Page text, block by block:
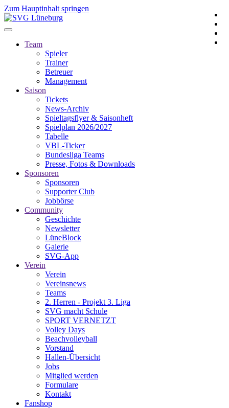
Zum Hauptinhalt springen
Team
Spieler
Trainer
Betreuer
Management
Saison
Tickets
News-Archiv
Spieltagsflyer & Saisonheft
Spielplan 2026/2027
Tabelle
VBL-Ticker
Bundesliga Teams
Presse, Fotos & Downloads
Sponsoren
Sponsoren
Supporter Club
Jobbörse
Community
Geschichte
Newsletter
LüneBlock
Galerie
SVG-App
Verein
Verein
Vereinsnews
Teams
2. Herren - Projekt 3. Liga
SVG macht Schule
SPORT VERNETZT
Volley Days
Beachvolleyball
Vorstand
Hallen-Übersicht
Jobs
Mitglied werden
Formulare
Kontakt
Fanshop